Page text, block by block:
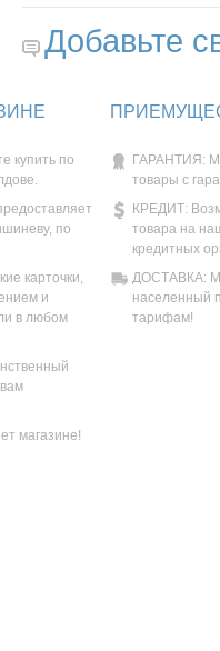
Добавьте
купить по
по
карточки,
и
в любом
магазине!
ГАРАНТИЯ:
товары с
КРЕДИТ:
товара на
кредитных
ДОСТАВКА:
населенный
тарифам!